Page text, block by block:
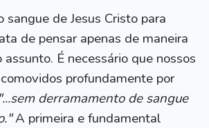
sangue de Jesus Cristo para
de pensar apenas de maneira
É necessário que nossos
profundamente por
"...sem derramamento de sangue
A primeira e fundamental